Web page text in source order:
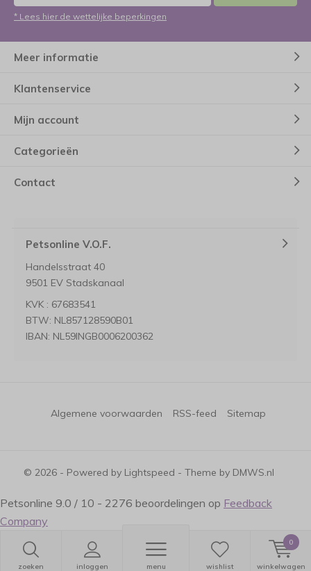
zoeken inloggen menu wishlist winkelwagen
0
* Lees hier de wettelijke beperkingen
Meer informatie
Klantenservice
Mijn account
Categorieën
Contact
Petsonline V.O.F.
Handelsstraat 40
9501 EV Stadskanaal
KVK : 67683541
BTW: NL857128590B01
IBAN: NL59INGB0006200362
© 2026 - Powered by Lightspeed - Theme by DMWS.nl
Algemene voorwaarden RSS-feed Sitemap
Petsonline 9.0 / 10 - 2276 beoordelingen op Feedback
Company